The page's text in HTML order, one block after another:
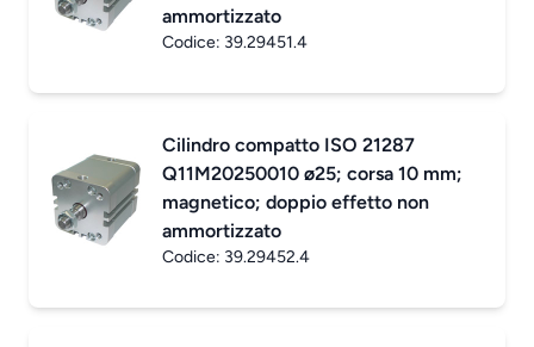
ammortizzato
Codice: 39.29451.4
Cilindro compatto ISO 21287
Q11M20250010 ø25; corsa 10 mm;
magnetico; doppio effetto non
ammortizzato
Codice: 39.29452.4